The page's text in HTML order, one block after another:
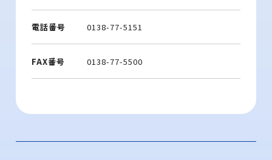
電話番号 0138-77-5151
FAX番号 0138-77-5500